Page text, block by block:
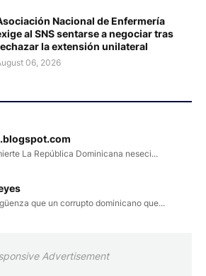
Nacional de Enfermería
al SNS sentarse a negociar tras
la extensión unilateral
06, 2026
La República Dominicana neseci...
que un corrupto dominicano que...
Advertisement